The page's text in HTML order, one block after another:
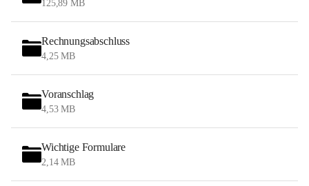
125,89 MB
Rechnungsabschluss
4,25 MB
Voranschlag
4,53 MB
Wichtige Formulare
2,14 MB